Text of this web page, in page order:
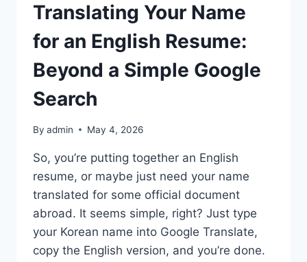
Translating Your Name
for an English Resume:
Beyond a Simple Google
Search
By admin May 4, 2026
So, you’re putting together an English
resume, or maybe just need your name
translated for some official document
abroad. It seems simple, right? Just type
your Korean name into Google Translate,
copy the English version, and you’re done.